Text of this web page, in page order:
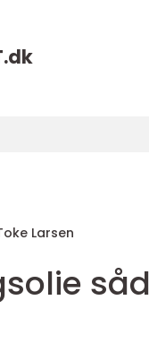
dk
Larsen